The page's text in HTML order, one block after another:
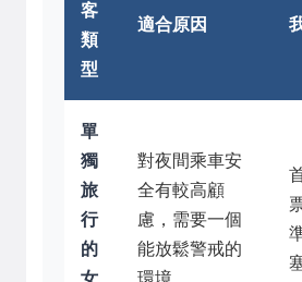
客
類
型
適合原因
單
獨
旅
行
的
對夜間乘車安
全有較高顧
慮，需要一個
能放鬆警戒的